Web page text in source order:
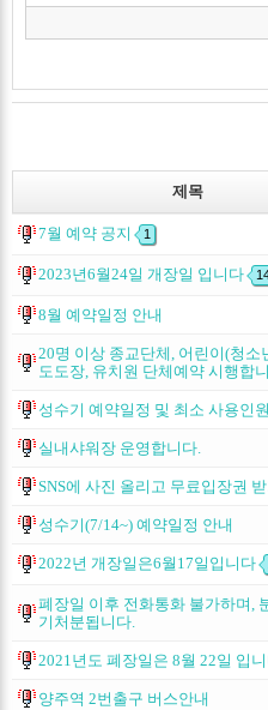
제목
7월 예약 공지 1
2023년6월24일 개장일 입니다
8월 예약일정 안내
20명 이상 종교단체, 어린이(청소
도도장, 유치원 단체예약 시행합
성수기 예약일정 및 최소 사용인
실내샤워장 운영합니다.
SNS에 사진 올리고 무료입장권
성수기(7/14~) 예약일정 안내
2022년 개장일은6월17일입니다
폐장일 이후 전화통화 불가하며,
기처분됩니다.
2021년도 폐장일은 8월 22일 입
양주역 2번출구 버스안내